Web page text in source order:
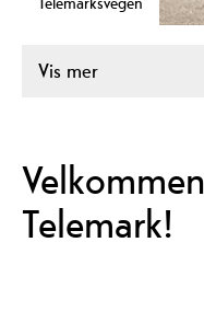
Vis mer
Telemark!